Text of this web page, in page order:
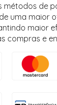
métodos de
uma maior
maior
compras e